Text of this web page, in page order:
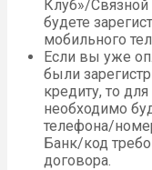
Клуб»/Связной
будете
мобильного
Если вы уже
были
кредиту, то
необходимо
телефона/
Банк/код
договора.